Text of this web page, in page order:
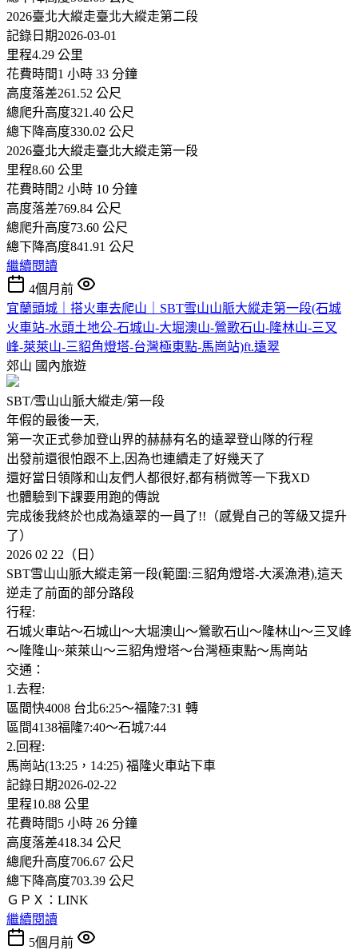
2026臺北大縱走臺北大縱走第二段
記錄日期2026-03-01
里程4.29 公里
花費時間1 小時 33 分鐘
高度落差261.52 公尺
總爬升高度321.40 公尺
總下降高度330.02 公尺
2026臺北大縱走臺北大縱走第一段
里程8.60 公里
花費時間2 小時 10 分鐘
高度落差769.84 公尺
總爬升高度73.60 公尺
總下降高度841.91 公尺
繼續閱讀
4個月前
宜蘭頭城｜搭火車去爬山｜SBT雪山山脈大縱走第一段(石城
火車站-水頭土地公-石城山-大堀澳山-鶯歌石山-隆林山-三叉
峰-萊萊山-三貂角燈塔-台灣極東點-馬崗站)ft.遠翠
郊山 國內旅遊
SBT/雪山山脈大縱走/第一段
年假的最後一天,
第一次正式參加登山界的赫赫有名的遠翠登山隊的行程
出發前還很怕跟不上,因為也連續走了好幾天了
還好當日領隊和山友們人都很好,都有稍微等一下我XD
也體驗到下課要用跑的傳說
完成後我終於也成為遠翠的一員了!!（感覺自己的等級又提升
了）
2026 02 22（日）
SBT雪山山脈大縱走第一段(範圍:三貂角燈塔-大溪漁港),這天
逆走了前面的部分路段
行程:
石城火車站～石城山～大堀澳山～鶯歌石山～隆林山～三叉峰
～隆隆山~萊萊山～三貂角燈塔～台灣極東點～馬崗站
交通：
1.去程:
區間快4008 台北6:25～福隆7:31 轉
區間4138福隆7:40～石城7:44
2.回程:
馬崗站(13:25，14:25) 福隆火車站下車
記錄日期2026-02-22
里程10.88 公里
花費時間5 小時 26 分鐘
高度落差418.34 公尺
總爬升高度706.67 公尺
總下降高度703.39 公尺
ＧＰＸ：LINK
繼續閱讀
5個月前